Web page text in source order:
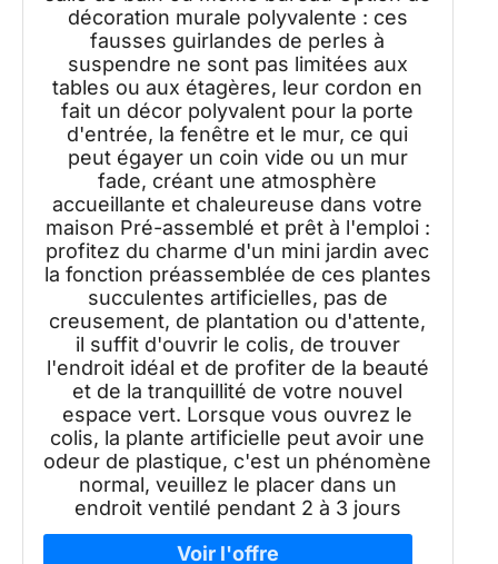
décoration murale polyvalente : ces
fausses guirlandes de perles à
suspendre ne sont pas limitées aux
tables ou aux étagères, leur cordon en
fait un décor polyvalent pour la porte
d'entrée, la fenêtre et le mur, ce qui
peut égayer un coin vide ou un mur
fade, créant une atmosphère
accueillante et chaleureuse dans votre
maison Pré-assemblé et prêt à l'emploi :
profitez du charme d'un mini jardin avec
la fonction préassemblée de ces plantes
succulentes artificielles, pas de
creusement, de plantation ou d'attente,
il suffit d'ouvrir le colis, de trouver
l'endroit idéal et de profiter de la beauté
et de la tranquillité de votre nouvel
espace vert. Lorsque vous ouvrez le
colis, la plante artificielle peut avoir une
odeur de plastique, c'est un phénomène
normal, veuillez le placer dans un
endroit ventilé pendant 2 à 3 jours